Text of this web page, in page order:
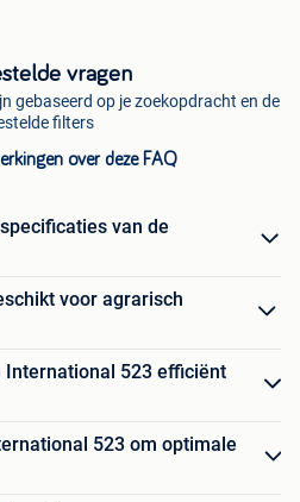
vragen
gebaseerd op je zoekopdracht en de
filters
over deze FAQ
van de
voor agrarisch
523 efficiënt
523 om optimale